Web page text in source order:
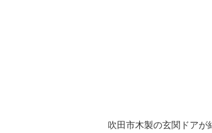
吹田市木製の玄関ドア